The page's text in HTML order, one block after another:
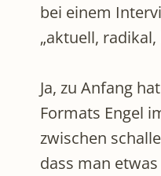
bei einem
„aktuell,
Ja, zu Anfang
Formats Engel
zwischen
dass man